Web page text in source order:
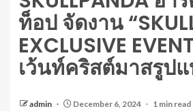
ท็อป จัดงาน
EXCLUSIVE
เว้นท์คริสต์มาสรูป
admin December 6, 2024 1 min read